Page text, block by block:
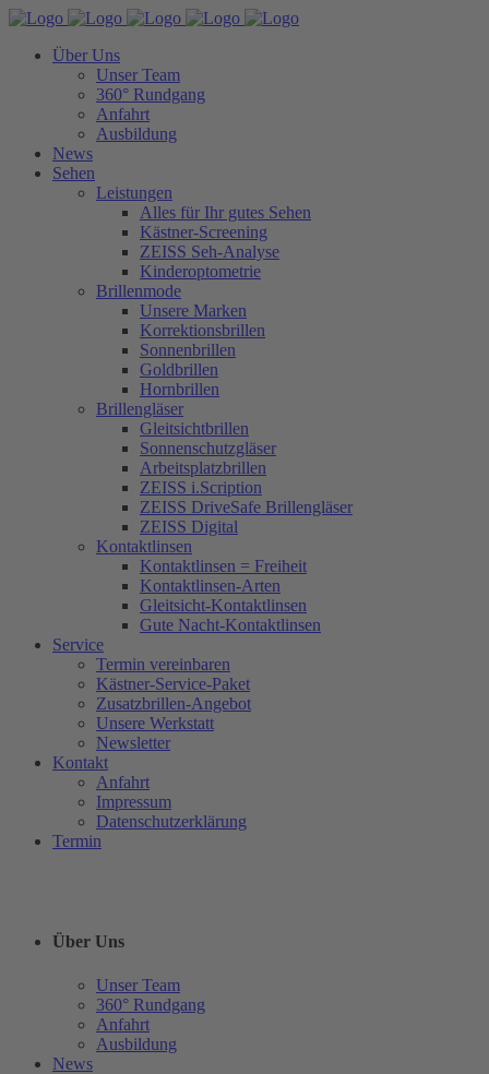
Über Uns
Unser Team
360° Rundgang
Anfahrt
Ausbildung
News
Sehen
Leistungen
Alles für Ihr gutes Sehen
Kästner-Screening
ZEISS Seh-Analyse
Kinderoptometrie
Brillenmode
Unsere Marken
Korrektionsbrillen
Sonnenbrillen
Goldbrillen
Hornbrillen
Brillengläser
Gleitsichtbrillen
Sonnenschutzgläser
Arbeitsplatzbrillen
ZEISS i.Scription
ZEISS DriveSafe Brillengläser
ZEISS Digital
Kontaktlinsen
Kontaktlinsen = Freiheit
Kontaktlinsen-Arten
Gleitsicht-Kontaktlinsen
Gute Nacht-Kontaktlinsen
Service
Termin vereinbaren
Kästner-Service-Paket
Zusatzbrillen-Angebot
Unsere Werkstatt
Newsletter
Kontakt
Anfahrt
Impressum
Datenschutzerklärung
Termin
Über Uns
Unser Team
360° Rundgang
Anfahrt
Ausbildung
News